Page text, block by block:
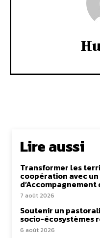
Lire aussi
Transformer les
coopération avec un
7 août 2026
Soutenir un
socio-écosystèmes
6 août 2026